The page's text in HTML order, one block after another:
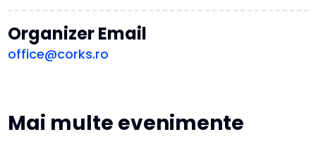
Organizer Email
office@corks.ro
Mai multe evenimente